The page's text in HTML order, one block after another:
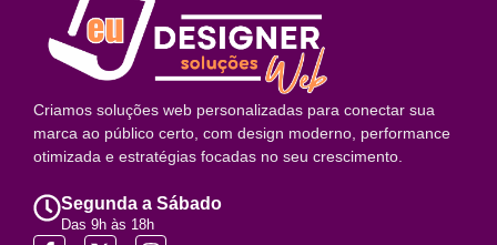
Criamos soluções web personalizadas para conectar sua
marca ao público certo, com design moderno, performance
otimizada e estratégias focadas no seu crescimento.
Segunda a Sábado
Das 9h às 18h